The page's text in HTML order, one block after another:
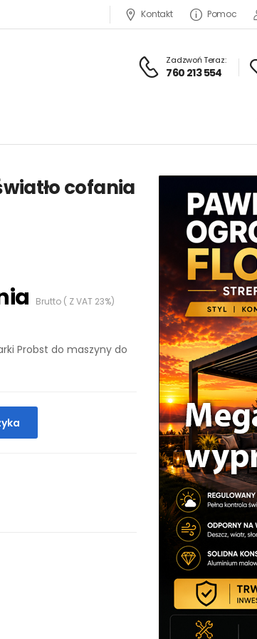
Kontakt Pomoc
Zadzwoń Teraz:
760 213 554
cofania
Brutto ( Z VAT 23%)
Probst do maszyny do